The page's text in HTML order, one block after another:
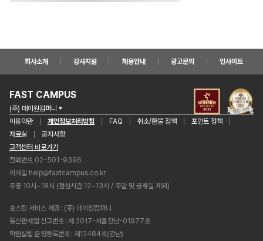
회사소개 강사지원 채용안내 광고문의 인사이트
FAST CAMPUS
(주) 데이원컴퍼니
이용약관
개인정보처리방침 FAQ 취소/환불 정책
포인트 정책
자료실
공지사항
고객센터 바로가기
전화번호 02-501-9396
이메일 help@fastcampus.co.kr
주중 10시~18시 (점심시간 12~13시 / 주말 및 공휴일 제외)
호스팅 서비스 제공 (주) 데이원컴퍼니
통신판매업 신고번호 제 2017-서울강남-01977호
학원설립 운영등록번호 제12484호(강남)